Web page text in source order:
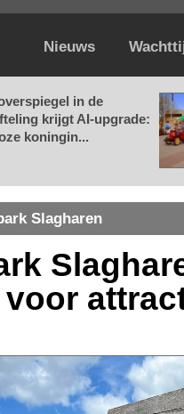
Nieuws
in de
krijgt AI-upgrade:
koningin...
Slagharen